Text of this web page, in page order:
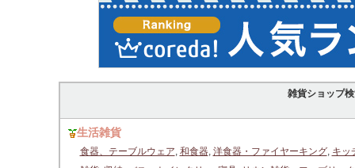
雑貨ショップ
生活雑貨
食器、テーブルウェア, 和食器, 洋食器・ファイヤーキング, キッ